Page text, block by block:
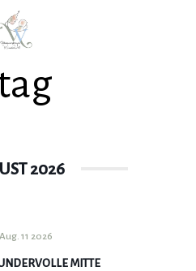
2026
Aug. 11 2026
MITTE